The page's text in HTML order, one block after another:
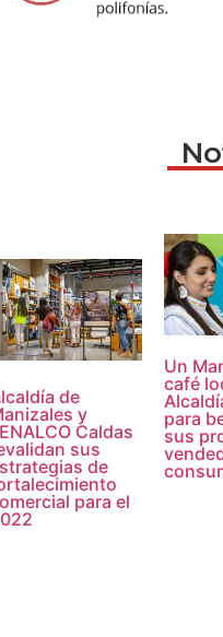
de
y
Caldas
sus
de
para el
Un
café
para
sus